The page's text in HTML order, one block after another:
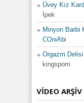
Üvey Kız
İpek
Minyon Barbi
COniAbi
Orgazm Delisi
kingsporn
VIDEO ARŞIV